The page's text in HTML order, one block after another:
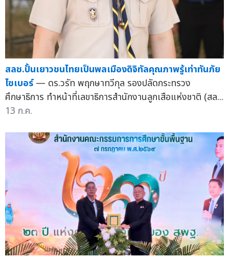
สลช.ปั้นเยาวชนไทยเป็นพลเมืองดิจิทัลคุณภาพรู้เท่าทันภัย
ไซเบอร์ — ดร.วรัท พฤกษาทวีกุล รองปลัดกระทรวง
ศึกษาธิการ ทำหน้าที่เลขาธิการสำนักงานลูกเสือแห่งชาติ (สล...
13 ก.ค.